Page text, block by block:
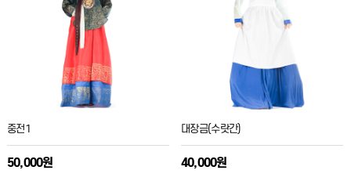
중전1
50,000원
대장금(수랏간)
40,000원